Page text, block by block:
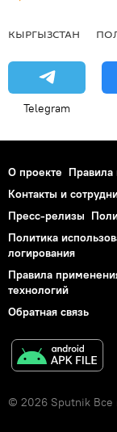
КЫРГЫЗСТАН
Telegram
О проекте Правила
Контакты и
Пресс-релизы
Политика
логирования
Правила
технологий
Обратная связь
© 2026 Sputnik Все